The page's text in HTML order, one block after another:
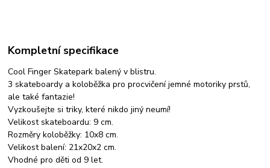
Kompletní specifikace
Cool Finger Skatepark balený v blistru.
3 skateboardy a koloběžka pro procvičení jemné motoriky prstů,
ale také fantazie!
Vyzkoušejte si triky, které nikdo jiný neumí!
Velikost skateboardu: 9 cm.
Rozměry koloběžky: 10x8 cm.
Velikost balení: 21x20x2 cm.
Vhodné pro děti od 9 let.